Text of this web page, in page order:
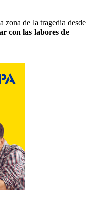
zona de la tragedia desde
con las labores de